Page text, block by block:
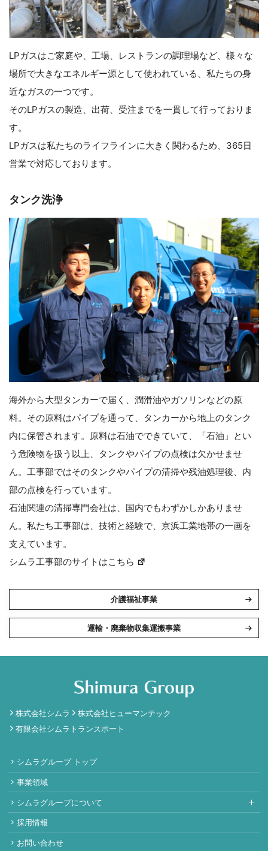
LPガスはご家庭や、工場、レストランの調理場など、様々な
場所で大きなエネルギー源として使われている、私たちの身
近なガスの一つです。
そのLPガスの製造、出荷、受注までを一貫して行っておりま
す。
LPガスは私たちのライフラインに大きく関わるため、365日
営業で対応しております。
タンク洗浄
海外から大型タンカーで届く、潤滑油やガソリンなどの原
料。その原料はパイプを通って、タンカーから地上のタンク
内に保管されます。原料は石油でできていて、「石油」とい
う危険物を扱う以上、タンクやパイプの点検は欠かせませ
ん。工事部ではそのタンクやパイプの清掃や残油処理後、内
部の点検を行っています。
石油関連の清掃専門会社は、国内でもわずかしかありませ
ん。私たち工事部は、技術と経験で、京浜工業地帯の一画を
支えています。
シムラ工事部のサイトはこちら
介護福祉事業
運輸・廃棄物収集運搬事業
株式会社シムラ
株式会社ヒューマンテック
有限会社シムラトランスポート
シムラグループ トップ
事業領域
シムラグループについて
採用情報
お問い合わせ